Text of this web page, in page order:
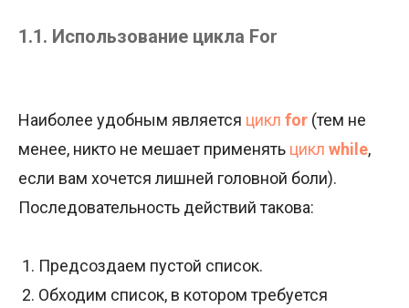
1.1. Использование цикла For
Наиболее удобным является цикл for (тем не
менее, никто не мешает применять цикл while,
если вам хочется лишней головной боли).
Последовательность действий такова:
Предсоздаем пустой список.
Обходим список, в котором требуется